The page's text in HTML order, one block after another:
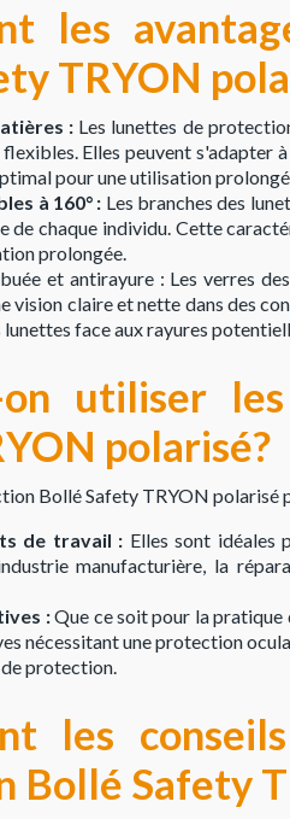
les
TRYON
: Les lunettes de
Elles peuvent s'adapter
pour une utilisation
à 160° : Les branches des
de chaque individu. Cette
prolongée.
et antirayure : Les verres
vision claire et nette dans des
face aux rayures
utiliser
polarisé?
Bollé Safety TRYON polarisé
de travail : Elles sont idéales
manufacturière, la
:Que ce soit pour la pratique
nécessitant une protection
protection.
les
Bollé Safety